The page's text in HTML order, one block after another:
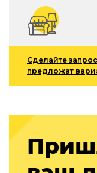
DAYZ — Ethno
Все коллекции
Подбор,
Декор
Для кухни
Предметы
Зеркала
Вентиляторы
Ковры
Сделайте
предложат